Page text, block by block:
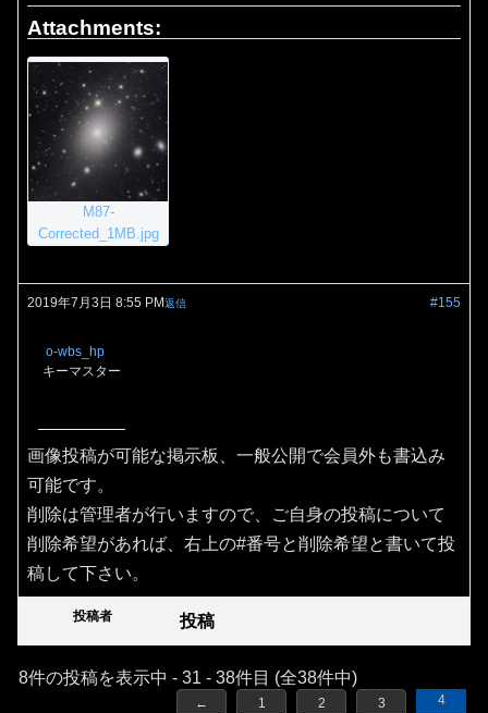
Attachments:
M87-
Corrected_1MB.jpg
2019年7月3日 8:55 PM #155
返信
o-wbs_hp
キーマスター
画像投稿が可能な掲示板、一般公開で会員外も書込み
可能です。
削除は管理者が行いますので、ご自身の投稿について
削除希望があれば、右上の#番号と削除希望と書いて投
稿して下さい。
投稿者 投稿
8件の投稿を表示中 - 31 - 38件目 (全38件中)
← 1 2 3 4